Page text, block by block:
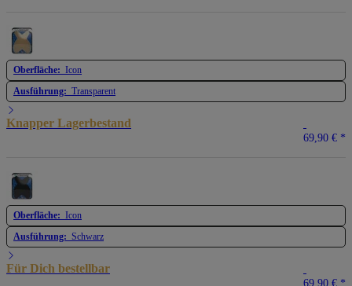
Oberfläche: Icon
Ausführung: Transparent
Knapper Lagerbestand
69,90 € *
Oberfläche: Icon
Ausführung: Schwarz
Für Dich bestellbar
69,90 € *